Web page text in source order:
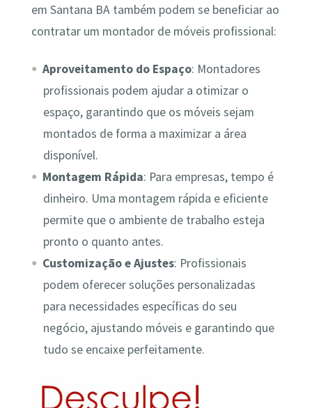
em Santana BA também podem se beneficiar ao
contratar um montador de móveis profissional:
Aproveitamento do Espaço: Montadores
profissionais podem ajudar a otimizar o
espaço, garantindo que os móveis sejam
montados de forma a maximizar a área
disponível.
Montagem Rápida: Para empresas, tempo é
dinheiro. Uma montagem rápida e eficiente
permite que o ambiente de trabalho esteja
pronto o quanto antes.
Customização e Ajustes: Profissionais
podem oferecer soluções personalizadas
para necessidades específicas do seu
negócio, ajustando móveis e garantindo que
tudo se encaixe perfeitamente.